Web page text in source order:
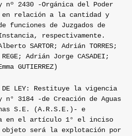
2430 -Orgánica del Poder
relación a la cantidad y
funciones de Juzgados de
respectivamente.
SARTOR; Adrián TORRES;
Adrián Jorge CASADEI;
GUTIERREZ)
DE LEY: Restituye la vigencia
3184 -de Creación de Aguas
S.E. (A.R.S.E.)- e
en el artículo 1° el inciso
será la explotación por